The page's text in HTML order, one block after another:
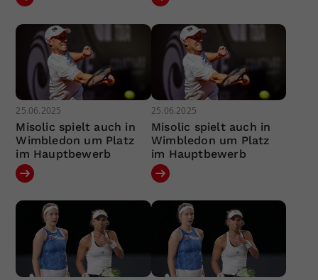
25.06.2025
Misolic spielt auch in
Wimbledon um Platz
im Hauptbewerb
25.06.2025
Misolic spielt auch in
Wimbledon um Platz
im Hauptbewerb